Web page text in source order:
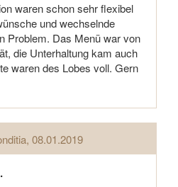
waren schon sehr flexibel
und wechselnde
Problem. Das Menü war von
die Unterhaltung kam auch
waren des Lobes voll. Gern
, 08.01.2019